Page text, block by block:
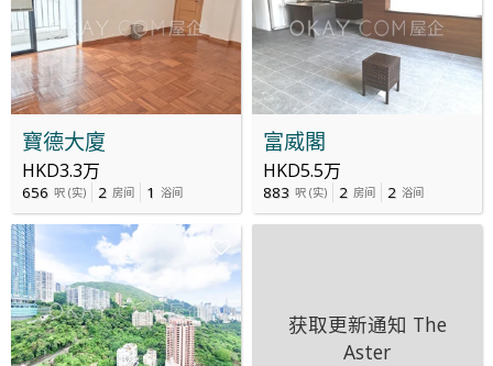
寶德大廈
HKD3.3万
656 呎 (实) 2 房间 1 浴间
富威閣
HKD5.5万
883 呎 (实) 2 房间 2 浴间
获取更新通知 The
Aster